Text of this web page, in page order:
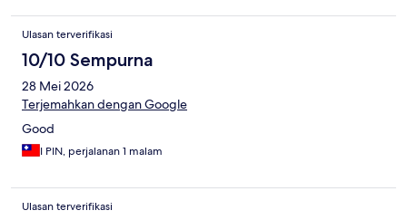
Ulasan terverifikasi
10/10 Sempurna
28 Mei 2026
Terjemahkan dengan Google
Good
I PIN, perjalanan 1 malam
Ulasan terverifikasi